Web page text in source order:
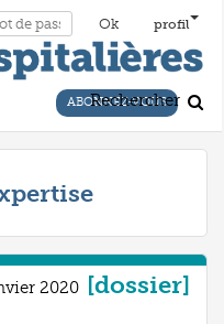
profil
ABONNEZ-VOUS
Rechercher
2020 [dossier]